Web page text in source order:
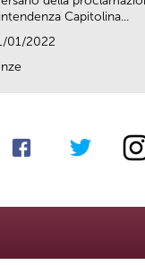
Capitolina...
01/2022